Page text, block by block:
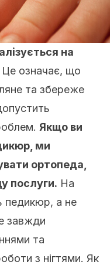
на
Це означає, що
та збереже
Якщо ви
ми
ортопеда,
послуги. На
педикюр, а не
завжди
та
з нігтями. Як